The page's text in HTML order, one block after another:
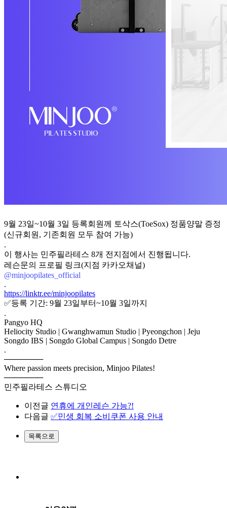
9월 23일~10월 3일 등록회원께 토삭스(ToeSox) 정품양말 증정
(신규회원, 기존회원 모두 참여 가능)
.
이 행사는 민주필라테스 8개 전지점에서 진행됩니다.
레슨문의 프로필 링크(지점 카카오채널)
@minjoopilates_official
.
https://linktr.ee/minjoopilates
✅️등록 기간: 9월 23일부터~10월 3일까지
.
Pangyo HQ
Heliocity Studio | Gwanghwamun Studio | Pyeongchon | Jeju
Songdo IBS | Songdo Global Campus | Songdo Detre
.
───────
Where passion meets precision, Minjoo Pilates!
───────
민주필라테스 스튜디오
이전글 연휴에 개인레슨 가능?!
다음글 ✅민생 회복 소비쿠폰 사용 안내